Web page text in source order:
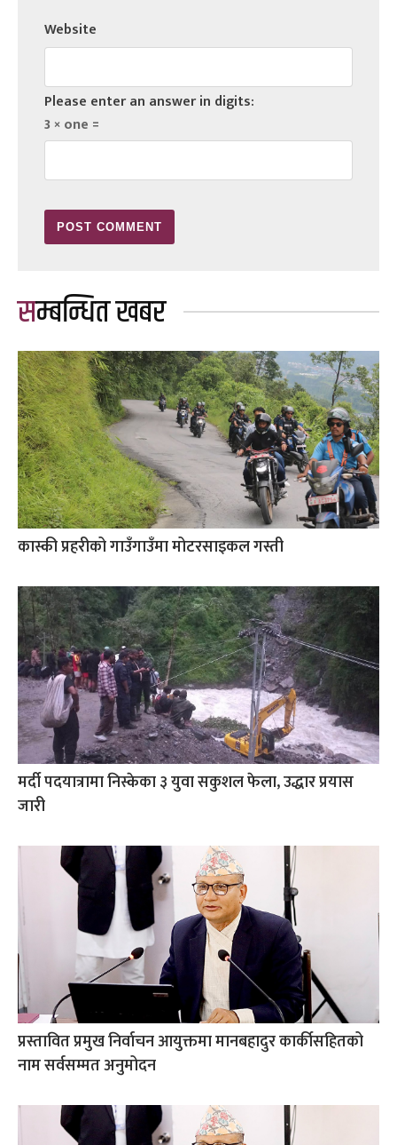
Website
Please enter an answer in digits:
3 × one =
सम्बन्धित खबर
कास्की प्रहरीको गाउँगाउँमा मोटरसाइकल गस्ती
मर्दी पदयात्रामा निस्केका ३ युवा सकुशल फेला, उद्धार प्रयास
जारी
प्रस्तावित प्रमुख निर्वाचन आयुक्तमा मानबहादुर कार्कीसहितको
नाम सर्वसम्मत अनुमोदन